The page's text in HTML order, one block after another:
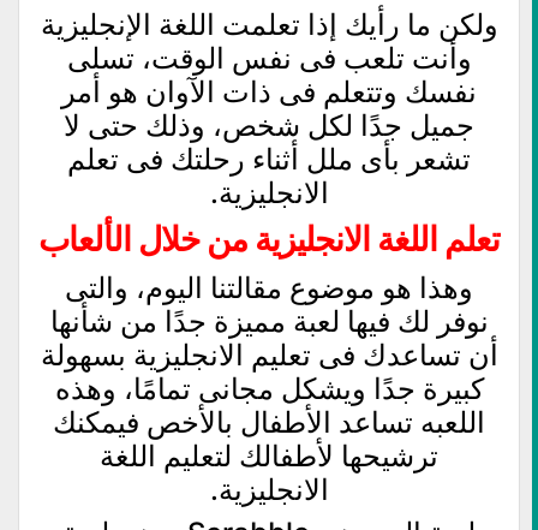
ولكن ما رأيك إذا تعلمت اللغة الإنجليزية
وأنت تلعب فى نفس الوقت، تسلى
نفسك وتتعلم فى ذات الآوان هو أمر
جميل جدًا لكل شخص، وذلك حتى لا
تشعر بأى ملل أثناء رحلتك فى تعلم
الانجليزية.
تعلم اللغة الانجليزية من خلال الألعاب
وهذا هو موضوع مقالتنا اليوم، والتى
نوفر لك فيها لعبة مميزة جدًا من شأنها
أن تساعدك فى تعليم الانجليزية بسهولة
كبيرة جدًا ويشكل مجانى تمامًا، وهذه
اللعبه تساعد الأطفال بالأخص فيمكنك
ترشيحها لأطفالك لتعليم اللغة
الانجليزية.